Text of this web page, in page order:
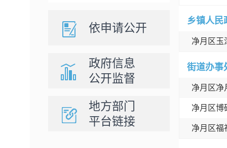
依申请公开
政府信息
公开监督
地方部门
平台链接
乡镇人民
净月区玉
街道办事
净月区净
净月区博
净月区福